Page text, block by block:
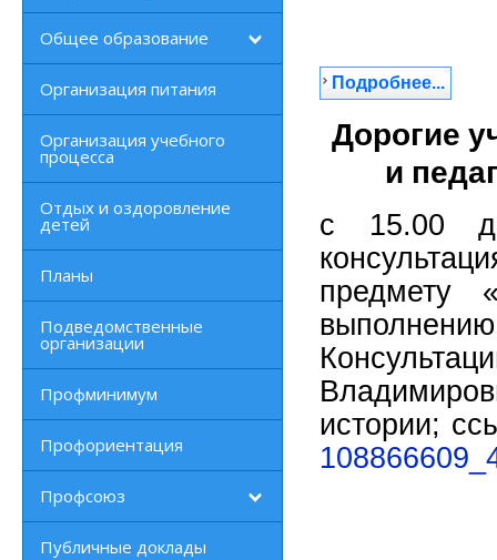
Общее образование
Организация питания
Организация учебного
процесса
Отдых и оздоровление
детей
Планы
Подведомственные
организации
Профминимум
Профориентация
Профсоюз
Публичные доклады
Подробнее...
Дорогие
и
с 15.00
предмету
истории;